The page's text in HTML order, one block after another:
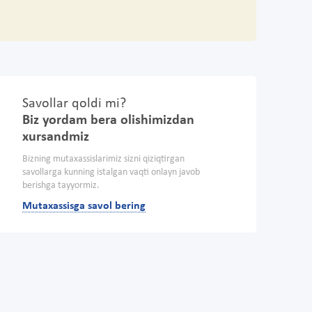
Savollar qoldi mi?
Biz yordam bera olishimizdan
xursandmiz
Bizning mutaxassislarimiz sizni qiziqtirgan
savollarga kunning istalgan vaqti onlayn javob
berishga tayyormiz.
Mutaxassisga savol bering